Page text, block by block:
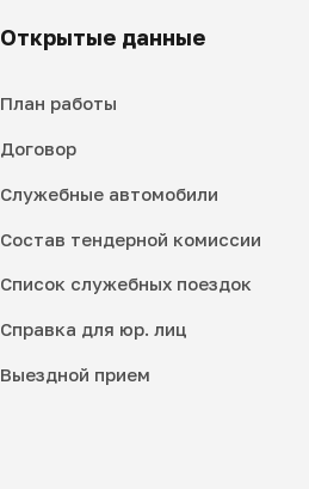
Открытые данные
План работы
Договор
Служебные автомобили
Состав тендерной комиссии
Список служебных поездок
Справка для юр. лиц
Выездной прием